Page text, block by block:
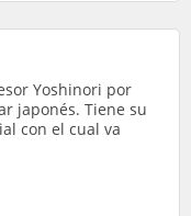
Yoshinori por
japonés. Tiene su
con el cual va